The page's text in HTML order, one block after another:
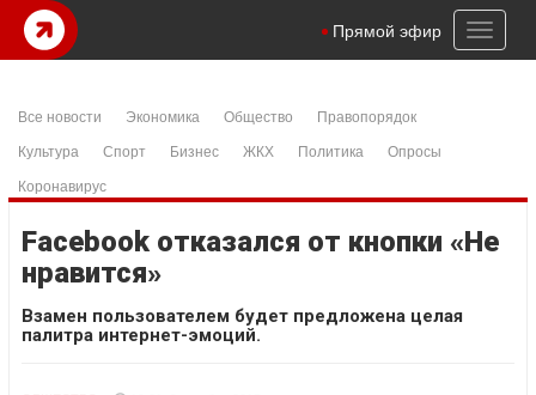
Toggle
Прямой эфир
Все новости Экономика Общество
Правопорядок
Культура
Спорт Бизнес ЖКХ Политика
Опросы
Коронавирус
Facebook отказался от кнопки «Не
нравится»
Взамен пользователем будет предложена целая
палитра интернет-эмоций.